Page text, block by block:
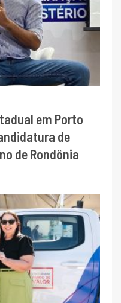
em Porto
de
de Rondônia